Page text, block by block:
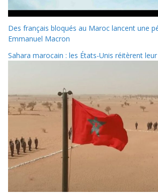
Des français bloqués au Maroc lancent une
Emmanuel Macron
Sahara marocain : les États-Unis réitèrent